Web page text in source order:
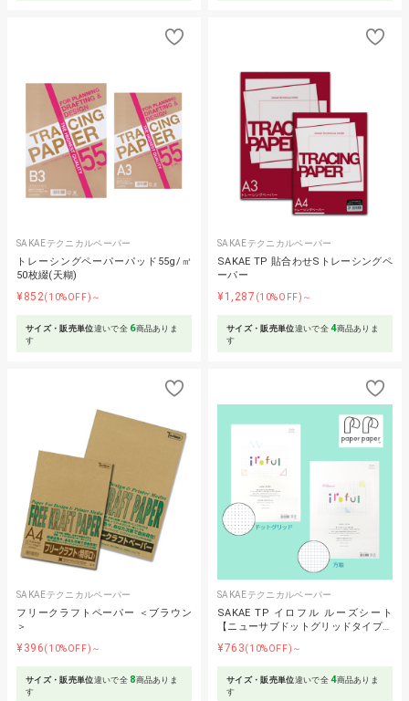
SAKAEテクニカルペーパー
トレーシングペーパーパッド55g/㎡
50枚綴(天糊)
¥852(10%OFF)～
サイズ・販売単位違いで全 6商品ありま
す
SAKAEテクニカルペーパー
SAKAE TP 貼合わせSトレーシングペ
ーパー
¥1,287 (10%OFF)～
サイズ・販売単位違いで全4商品ありま
す
SAKAEテクニカルペーパー
フリークラフトペーパー ＜ブラウン
＞
¥396(10%OFF)～
サイズ・販売単位違いで全 8商品ありま
す
SAKAEテクニカルペーパー
SAKAE TP イロフル ルーズシート
【ニューサブドットグリッドタイプ…
¥763(10%OFF)～
サイズ・販売単位違いで全4商品ありま
す